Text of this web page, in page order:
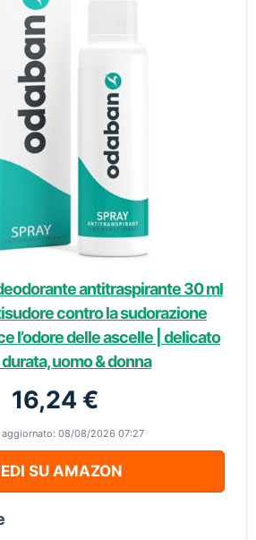
antitraspirante 30 ml
contro la sudorazione
l’odore delle ascelle | delicato
uomo & donna
16,24 €
aggiornato: 08/08/2026 07:27
SU AMAZON